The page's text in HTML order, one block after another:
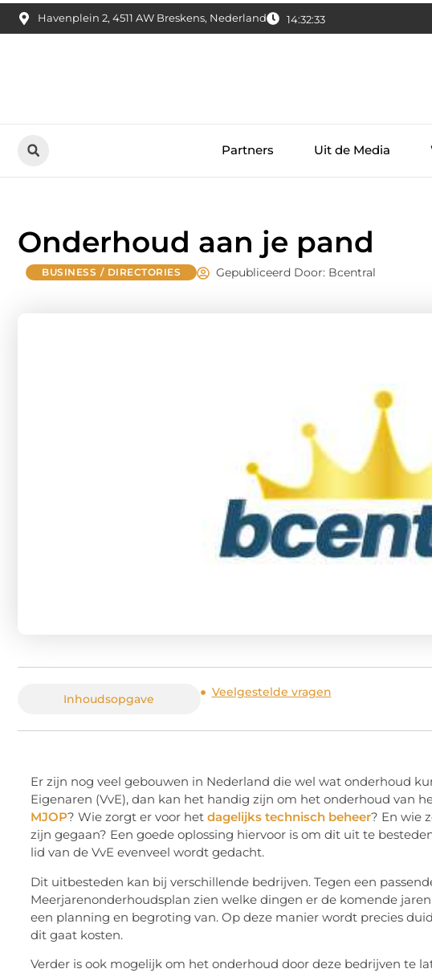
Havenplein 2, 4511 AW Breskens, Nederland 14:32:34
Partners Uit de Media
Onderhoud aan je pand
BUSINESS / DIRECTORIES Gepubliceerd Door: Bcentral
Inhoudsopgave Veelgestelde vragen
Er zijn nog veel gebouwen in Nederland die wel wat onderhoud
Eigenaren (VvE), dan kan het handig zijn om het onderhoud van
MJOP? Wie zorgt er voor het dagelijks technisch beheer? En wie
zijn gegaan? Een goede oplossing hiervoor is om dit uit te
lid van de VvE evenveel wordt gedacht.
Dit uitbesteden kan bij verschillende bedrijven. Tegen een
Meerjarenonderhoudsplan zien welke dingen er de komende
een planning en begroting van. Op deze manier wordt precies
dit gaat kosten.
Verder is ook mogelijk om het onderhoud door deze bedrijven te